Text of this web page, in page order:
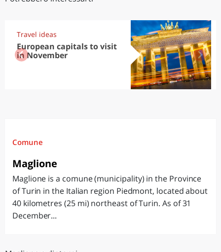
Travel ideas
European capitals to visit
in November
Comune
Maglione
Maglione is a comune (municipality) in the Province
of Turin in the Italian region Piedmont, located about
40 kilometres (25 mi) northeast of Turin. As of 31
December...